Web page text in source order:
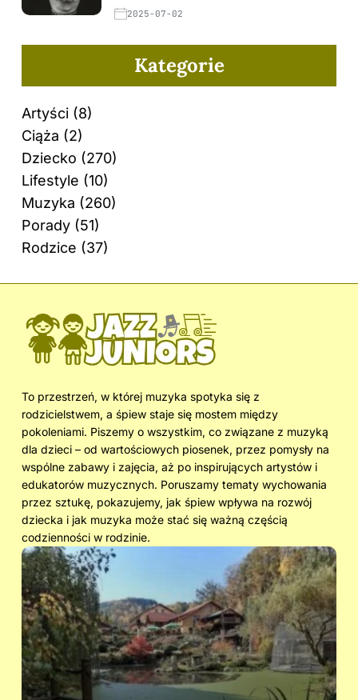
2025-07-02
Kategorie
Artyści (8)
Ciąża (2)
Dziecko (270)
Lifestyle (10)
Muzyka (260)
Porady (51)
Rodzice (37)
To przestrzeń, w której muzyka spotyka się z
rodzicielstwem, a śpiew staje się mostem między
pokoleniami. Piszemy o wszystkim, co związane z muzyką
dla dzieci – od wartościowych piosenek, przez pomysły na
wspólne zabawy i zajęcia, aż po inspirujących artystów i
edukatorów muzycznych. Poruszamy tematy wychowania
przez sztukę, pokazujemy, jak śpiew wpływa na rozwój
dziecka i jak muzyka może stać się ważną częścią
codzienności w rodzinie.